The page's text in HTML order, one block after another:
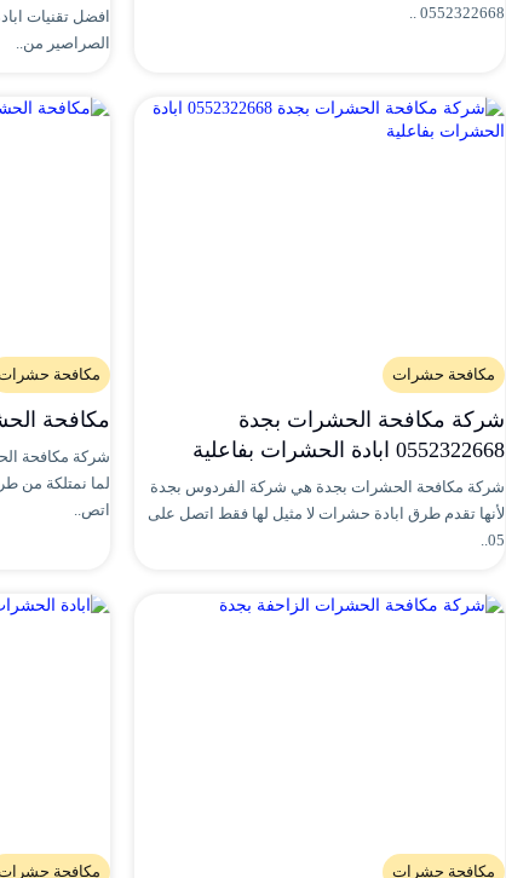
0552322668 ..
الصراصير من..
مكافحة حشرات
شركة مكافحة الحشرات بجدة
0552322668 ابادة الحشرات بفاعلية
شركة مكافحة الحشرات بجدة هي شركة الفردوس بجدة
لأنها تقدم طرق ابادة حشرات لا مثيل لها فقط اتصل على
05..
مكافحة
مكافحة
شركة مكافحة
لما نمتلكة من
اتص..
مكافحة حشرات مكافحة